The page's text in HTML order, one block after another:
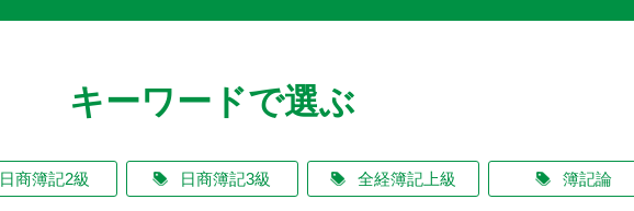
キーワードで選ぶ
日商簿記2級 日商簿記3級 全経簿記上級 簿記論